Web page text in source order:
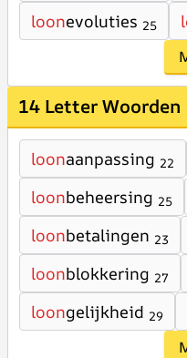
loonevoluties 25
14 Letter Woorden
loonaanpassing 22
loonbeheersing 25
loonbetalingen 23
loonblokkering 27
loongelijkheid 29